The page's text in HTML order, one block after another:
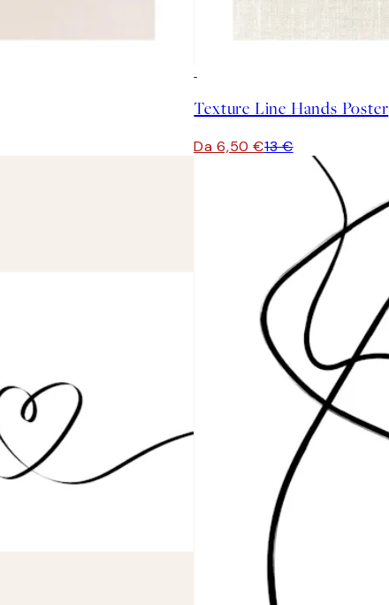
Texture Line Hands Poster
Da 6,50 €13 €